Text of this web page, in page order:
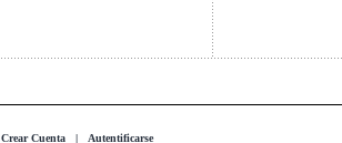
Crear Cuenta | Autentificarse